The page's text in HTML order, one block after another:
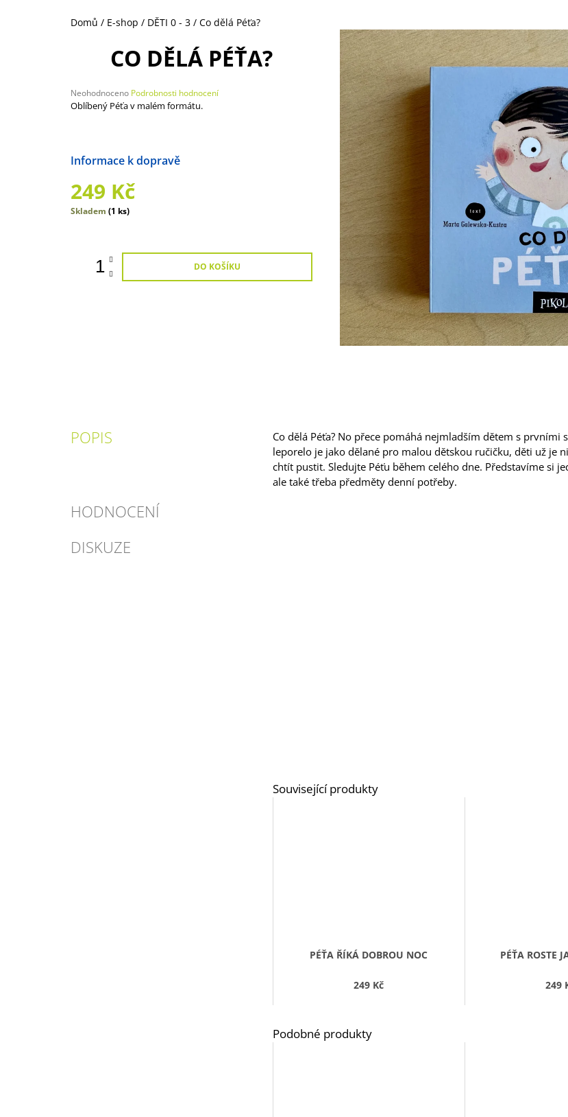
Domů / E-shop / DĚTI 0 - 3 / Co dělá Péťa?
CO DĚLÁ PÉŤA?
Průměrné
hodnocení
z
5
Neohodnoceno Podrobnosti hodnocení
Oblíbený Péťa v malém formátu.
249 Kč
Měrná
Skladem (1 ks)
DO KOŠÍKU
POPIS
HODNOCENÍ
DISKUZE
Co dělá Péťa? No přece pomáhá nejmladším dětem s prvními
leporelo je jako dělané pro malou dětskou ručičku, děti už je
chtít pustit. Sledujte Péťu během celého dne. Představíme si
ale také třeba předměty denní potřeby.
PÉŤA ŘÍKÁ DOBROU NOC
249 Kč
PÉŤA ROSTE
249
1 492 Kč